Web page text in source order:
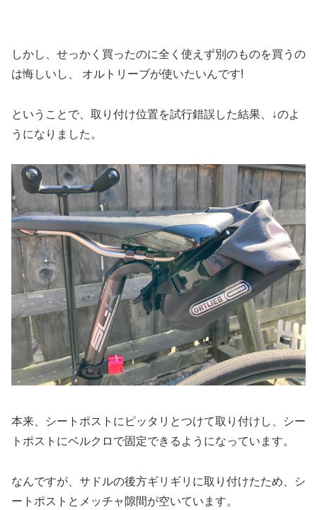
しかし、せっかく買ったのに全く使えず別のものを買うの
は悔しいし、 オルトリーブが使いたいんです!
ということで、取り付け位置を試行錯誤した結果、↓のよ
うになりました。
本来、シートポストにピッタリとつけて取り付けし、シー
トポストにベルクロで固定できるようになっています。
なんですが、サドルの後方ギリギリに取り付けたため、シ
ートポストとメッチャ隙間が空いています。